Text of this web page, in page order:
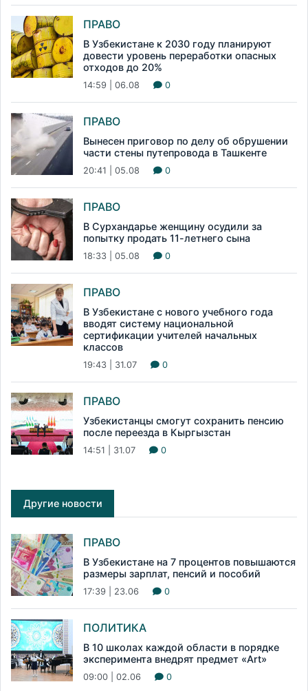
ПРАВО
В Узбекистане к 2030 году планируют
довести уровень переработки опасных
отходов до 20%
14:59 | 06.08 0
ПРАВО
Вынесен приговор по делу об обрушении
части стены путепровода в Ташкенте
20:41 | 05.08 0
ПРАВО
В Сурхандарье женщину осудили за
попытку продать 11-летнего сына
18:33 | 05.08 0
ПРАВО
В Узбекистане с нового учебного года
вводят систему национальной
сертификации учителей начальных
классов
19:43 | 31.07 0
ПРАВО
Узбекистанцы смогут сохранить пенсию
после переезда в Кыргызстан
14:51 | 31.07 0
Другие новости
ПРАВО
В Узбекистане на 7 процентов повышаются
размеры зарплат, пенсий и пособий
17:39 | 23.06 0
ПОЛИТИКА
В 10 школах каждой области в порядке
эксперимента внедрят предмет «Art»
09:00 | 02.06 0